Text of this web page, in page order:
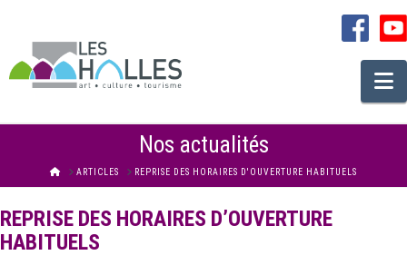
Nos actualités
HOMEARTICLES REPRISE DES HORAIRES D'OUVERTURE HABITUELS
REPRISE DES HORAIRES D’OUVERTURE
HABITUELS